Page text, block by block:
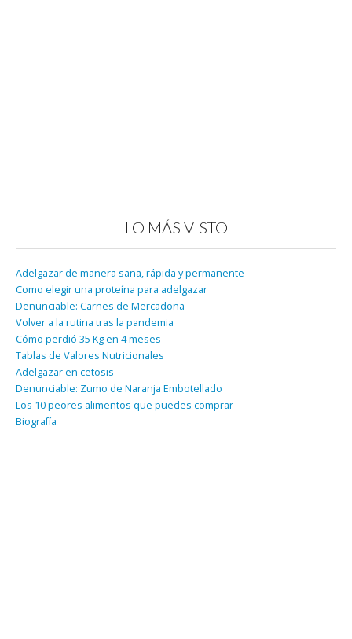
LO MÁS VISTO
Adelgazar de manera sana, rápida y permanente
Como elegir una proteína para adelgazar
Denunciable: Carnes de Mercadona
Volver a la rutina tras la pandemia
Cómo perdió 35 Kg en 4 meses
Tablas de Valores Nutricionales
Adelgazar en cetosis
Denunciable: Zumo de Naranja Embotellado
Los 10 peores alimentos que puedes comprar
Biografía